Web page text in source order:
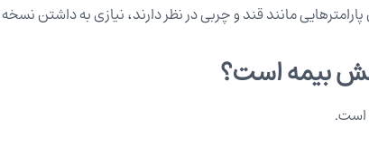
مانند قند و چربی در نظر دارند، نیازی به داشتن نسخه
بیمه است؟
است.